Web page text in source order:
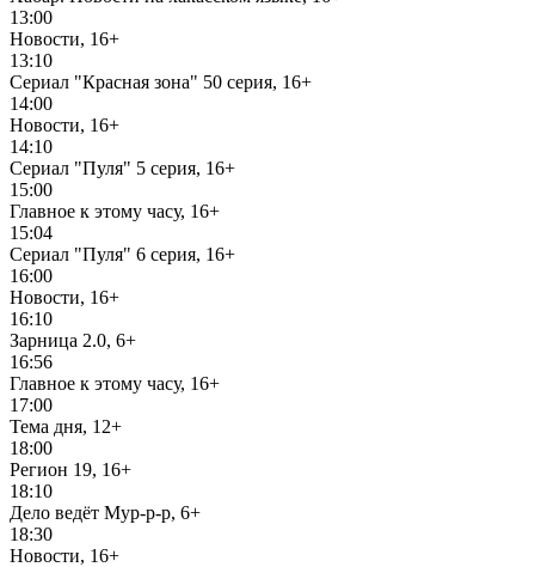
13:00
Новости, 16+
13:10
Сериал "Красная зона" 50 серия, 16+
14:00
Новости, 16+
14:10
Сериал "Пуля" 5 серия, 16+
15:00
Главное к этому часу, 16+
15:04
Сериал "Пуля" 6 серия, 16+
16:00
Новости, 16+
16:10
Зарница 2.0, 6+
16:56
Главное к этому часу, 16+
17:00
Тема дня, 12+
18:00
Регион 19, 16+
18:10
Дело ведёт Мур-р-р, 6+
18:30
Новости, 16+